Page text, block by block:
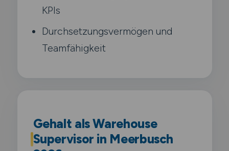
KPIs
Durchsetzungsvermögen und
Teamfähigkeit
Gehalt als Warehouse
Supervisor in Meerbusch